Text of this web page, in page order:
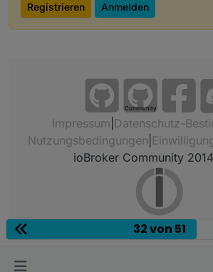
Registrieren Anmelden
Community
Impressum Datenschutz-
Nutzungsbedingungen
ioBroker Community
32 von 51